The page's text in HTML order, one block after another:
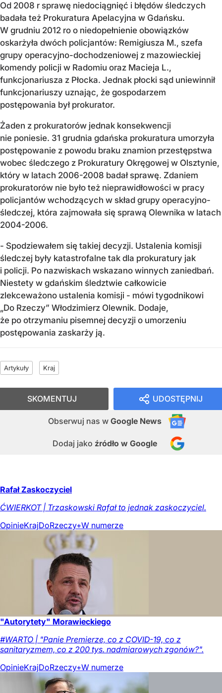
Od 2008 r sprawę niedociągnięć i błędów śledczych
badała też Prokuratura Apelacyjna w Gdańsku.
W grudniu 2012 ro o niedopełnienie obowiązków
oskarżyła dwóch policjantów: Remigiusza M., szefa
grupy operacyjno-dochodzeniowej z mazowieckiej
komendy policji w Radomiu oraz Macieja L.,
funkcjonariusza z Płocka. Jednak płocki sąd uniewinnił
funkcjonariuszy uznając, że gospodarzem
postępowania był prokurator.
Żaden z prokuratorów jednak konsekwencji
nie poniesie. 31 grudnia gdańska prokuratura umorzyła
postępowanie z powodu braku znamion przestępstwa
wobec śledczego z Prokuratury Okręgowej w Olsztynie,
który w latach 2006-2008 badał sprawę. Zdaniem
prokuratorów nie było też nieprawidłowości w pracy
policjantów wchodzących w skład grupy operacyjno-
śledczej, która zajmowała się sprawą Olewnika w latach
2004-2006.
- Spodziewałem się takiej decyzji. Ustalenia komisji
śledczej były katastrofalne tak dla prokuratury jak
i policji. Po nazwiskach wskazano winnych zaniedbań.
Niestety w gdańskim śledztwie całkowicie
zlekceważono ustalenia komisji - mówi tygodnikowi
„Do Rzeczy” Włodzimierz Olewnik. Dodaje,
że po otrzymaniu pisemnej decyzji o umorzeniu
postępowania zaskarży ją.
Artykuły Kraj
UDOSTĘPNIJ
Obserwuj nas w Google News
Dodaj jako źródło w Google
SKOMENTUJ
Rafał Zaskoczyciel
ĆWIERKOT | Trzaskowski Rafał to jednak zaskoczyciel.
OpinieKrajDoRzeczy+W numerze
"Autorytety" Morawieckiego
#WARTO | "Panie Premierze, co z COVID-19, co z
sanitaryzmem, co z 200 tys. nadmiarowych zgonów?".
OpinieKrajDoRzeczy+W numerze